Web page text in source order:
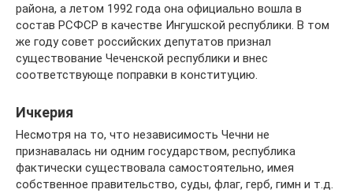
района, а летом 1992 года она официально вошла в
состав РСФСР в качестве Ингушской республики. В том
же году совет российских депутатов признал
существование Чеченской республики и внес
соответствующе поправки в конституцию.
Ичкерия
Несмотря на то, что независимость Чечни не
признавалась ни одним государством, республика
фактически существовала самостоятельно, имея
собственное правительство, суды, флаг, герб, гимн и т.д.